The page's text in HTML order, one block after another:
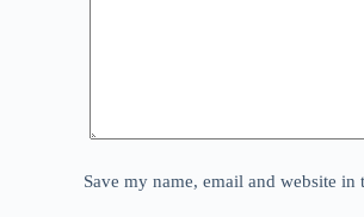
Save my name, email and website in